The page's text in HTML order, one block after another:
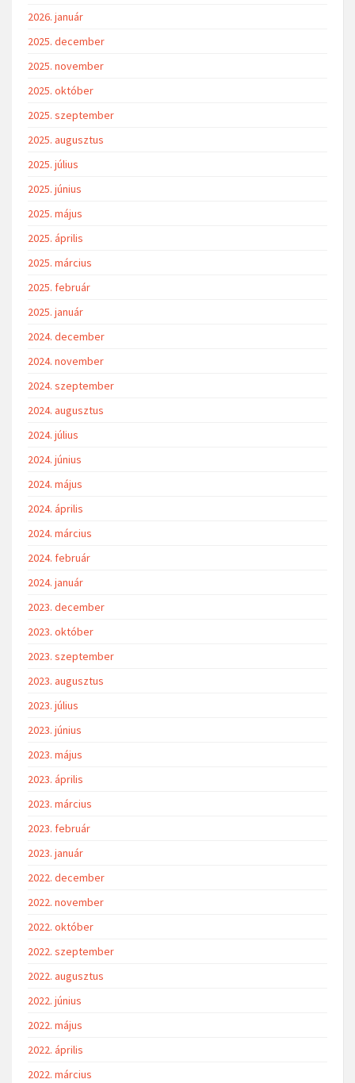
2026. január
2025. december
2025. november
2025. október
2025. szeptember
2025. augusztus
2025. július
2025. június
2025. május
2025. április
2025. március
2025. február
2025. január
2024. december
2024. november
2024. szeptember
2024. augusztus
2024. július
2024. június
2024. május
2024. április
2024. március
2024. február
2024. január
2023. december
2023. október
2023. szeptember
2023. augusztus
2023. július
2023. június
2023. május
2023. április
2023. március
2023. február
2023. január
2022. december
2022. november
2022. október
2022. szeptember
2022. augusztus
2022. június
2022. május
2022. április
2022. március